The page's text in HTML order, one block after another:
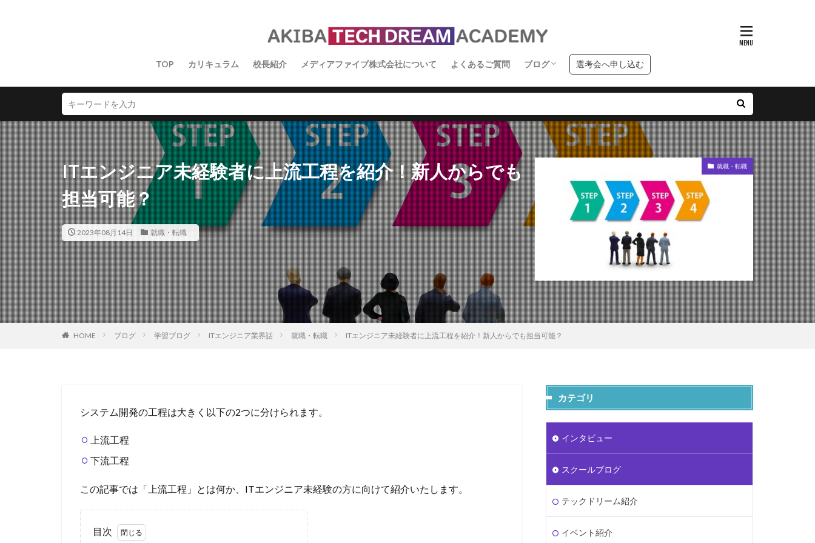
TOP カリキュラム 校長紹介 メディアファイブ株式会社について よくあるご質問 ブログ
インタビュー
スクールブログ
学習ブログ
選考会へ申し込む
ITエンジニア未経験者に上流工程を紹介！新人からでも
担当可能？
2023年08月14日 就職・転職
就職・転職
HOME ブログ 学習ブログ ITエンジニア業界話 就職・転職 ITエンジニア未経験者に上流工程を紹介！新人からでも担当可能？
システム開発の工程は大きく以下の2つに分けられます。
上流工程
下流工程
この記事では「上流工程」とは何か、ITエンジニア未経験の方に向けて紹介いたします。
目次
カテゴリ
インタビュー
スクールブログ
テックドリーム紹介
イベント紹介